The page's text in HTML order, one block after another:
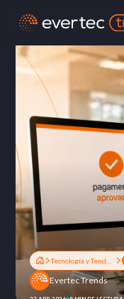
Evertec Trends